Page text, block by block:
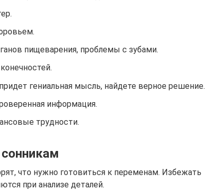
пищеварения, проблемы с зубами.
гениальная мысль, найдете верное решение.
информация.
трудности.
что нужно готовиться к переменам. Избежать
при анализе деталей.